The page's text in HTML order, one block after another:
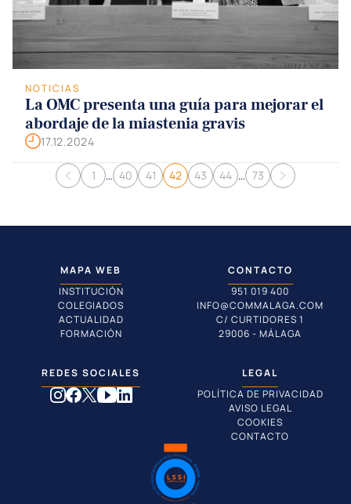
NOTICIAS
La OMC presenta una guía para mejorar el
abordaje de la miastenia gravis
17.12.2024
Navegación de entradas
1 … 40 41 42 43 44 … 73
MAPA WEB
INSTITUCIÓN
COLEGIADOS
ACTUALIDAD
FORMACIÓN
CONTACTO
951 019 400
INFO@COMMALAGA.COM
C/ CURTIDORES 1
29006 - MÁLAGA
REDES SOCIALES
LEGAL
POLÍTICA DE PRIVACIDAD
AVISO LEGAL
COOKIES
CONTACTO